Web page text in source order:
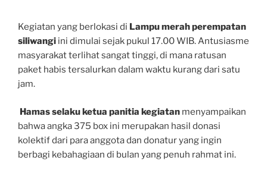
Kegiatan yang berlokasi di Lampu merah perempatan
siliwangi ini dimulai sejak pukul 17.00 WIB. Antusiasme
masyarakat terlihat sangat tinggi, di mana ratusan
paket habis tersalurkan dalam waktu kurang dari satu
jam.
Hamas selaku ketua panitia kegiatan menyampaikan
bahwa angka 375 box ini merupakan hasil donasi
kolektif dari para anggota dan donatur yang ingin
berbagi kebahagiaan di bulan yang penuh rahmat ini.